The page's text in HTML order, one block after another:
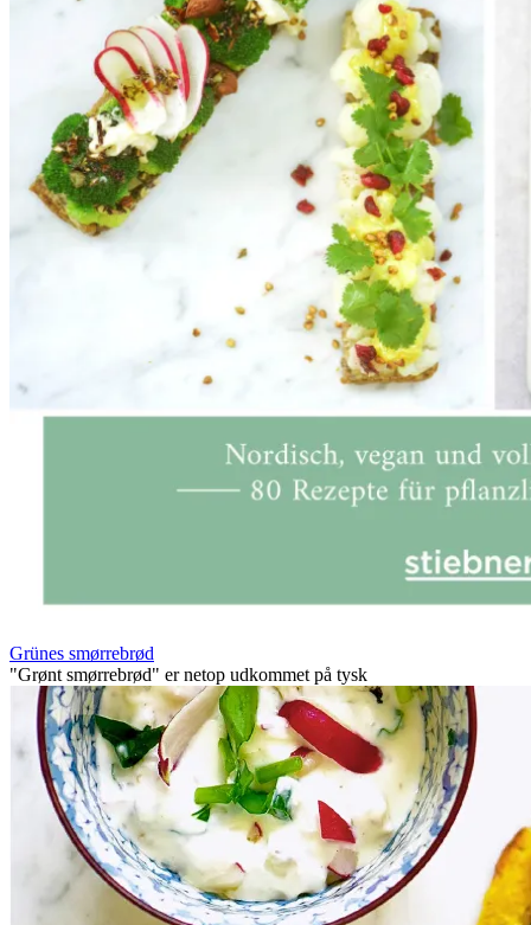
Grünes smørrebrød
"Grønt smørrebrød" er netop udkommet på tysk